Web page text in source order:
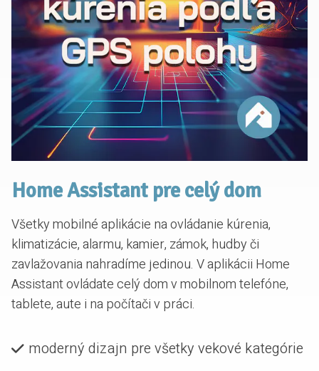
Home Assistant pre celý dom
Všetky mobilné aplikácie na ovládanie kúrenia,
klimatizácie, alarmu, kamier, zámok, hudby či
zavlažovania nahradíme jedinou. V aplikácii Home
Assistant ovládate celý dom v mobilnom telefóne,
tablete, aute i na počítači v práci.
moderný dizajn pre všetky vekové kategórie